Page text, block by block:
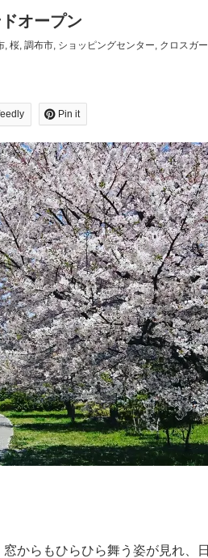
オープン
, 桜, 調布市, ショッピングセンター, クロスガー
Pin it
からもひらひら舞う姿が見れ、日